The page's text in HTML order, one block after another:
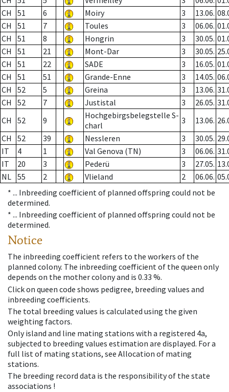
CH
51 6 Moiry 3 13.06.
CH
51 7 Toules 3 06.06.
CH
51 8 Hongrin 3 30.05.
CH
51 21 Mont-Dar 3 30.05.
CH
51 22 SADE 3 16.05.
CH
51 51 Grande-Enne 3 14.05.
CH
52 5 Greina 3 13.06.
CH
52 7 Justistal 3 26.05.
CH
52 9
Hochgebirgsbelegstelle S-
charl
3 13.06.
CH
52 39 Nessleren 3 30.05.
IT
4 1 Val Genova (TN) 3 06.06.
IT
20 3 Pederü 3 27.05.
NL 55 2 Vlieland 2 06.06.
* ... Inbreeding coefficient of planned offspring could not be
determined.
* ... Inbreeding coefficient of planned offspring could not be
determined.
Notice
The inbreeding coefficient refers to the workers of the
planned colony. The inbreeding coefficient of the queen only
depends on the mother colony and is 0.33 %.
Click on queen code shows pedigree, breeding values and
inbreeding coefficients.
The total breeding values is calculated using the given
weighting factors.
Only island and line mating stations with a registered 4a,
subjected to breeding values estimation are displayed. For a
full list of mating stations, see Allocation of mating
stations.
The breeding record data is the responsibility of the state
associations !